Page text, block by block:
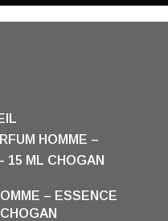
HOMME –
15 ML CHOGAN
– ESSENCE